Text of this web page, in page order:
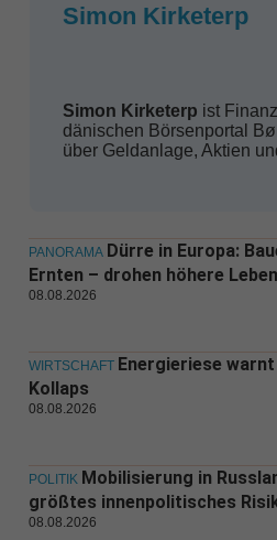
Simon Kirketerp
Simon Kirketerp ist
dänischen Börsenportal
über Geldanlage, Aktien
PANORAMA Dürre in Europa:
Ernten – drohen höhere
08.08.2026
WIRTSCHAFT Energieriese
Kollaps
08.08.2026
POLITIK Mobilisierung in
größtes innenpolitisches
08.08.2026